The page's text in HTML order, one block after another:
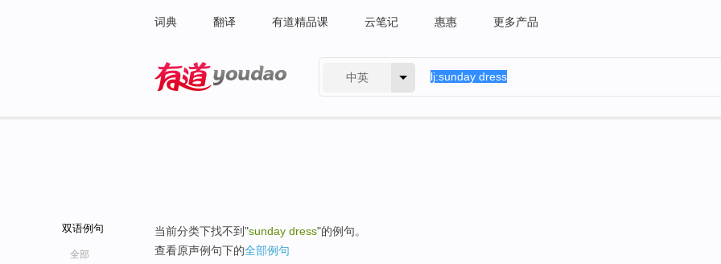
词典 翻译 有道精品课 云笔记 惠惠 更多产品
中英
双语例句
全部
当前分类下找不到"sunday dress"的例句。
查看原声例句下的全部例句